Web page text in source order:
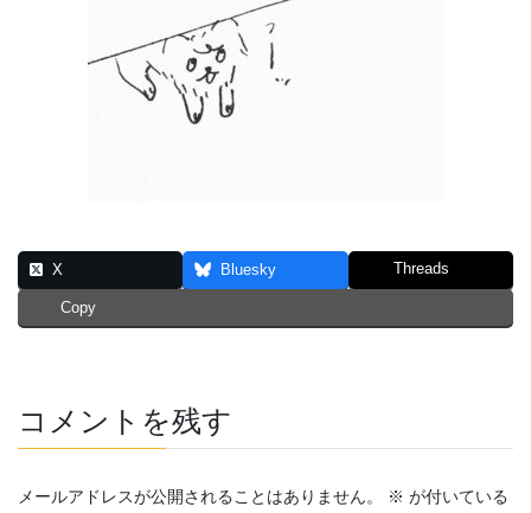
X Bluesky Threads
Copy
コメントを残す
メールアドレスが公開されることはありません。 ※ が付いている